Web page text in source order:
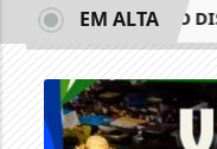
A TIROS NO
EM ALTA